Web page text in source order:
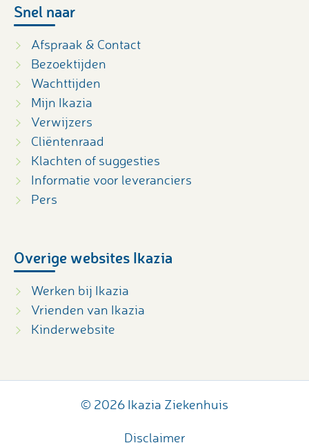
Snel naar
Afspraak & Contact
Bezoektijden
Wachttijden
Mijn Ikazia
Verwijzers
Cliëntenraad
Klachten of suggesties
Informatie voor leveranciers
Pers
Overige websites Ikazia
Werken bij Ikazia
Vrienden van Ikazia
Kinderwebsite
© 2026 Ikazia Ziekenhuis
Disclaimer